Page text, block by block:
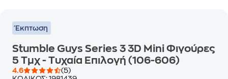
Έκπτωση
Stumble Guys Series 3 3D Mini Φιγούρες
5 Τμχ - Τυχαία Επιλογή (106-606)
4.6
(5)